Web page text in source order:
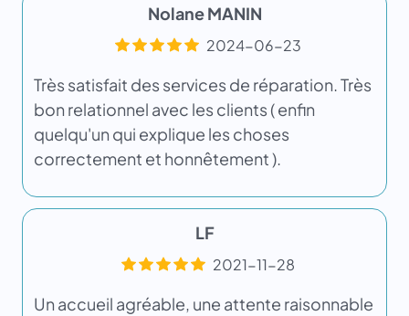
Nolane MANIN
2024-06-23
Très satisfait des services de réparation. Très
bon relationnel avec les clients ( enfin
quelqu'un qui explique les choses
correctement et honnêtement ).
LF
2021-11-28
Un accueil agréable, une attente raisonnable